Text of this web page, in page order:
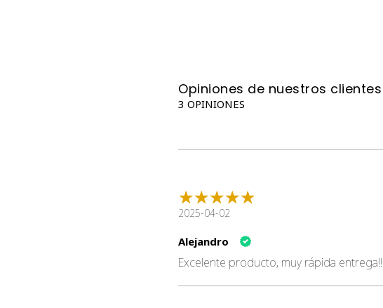
Opiniones de nuestros clientes
3 OPINIONES
2025-04-02
Alejandro
Excelente producto, muy rápida entrega!!